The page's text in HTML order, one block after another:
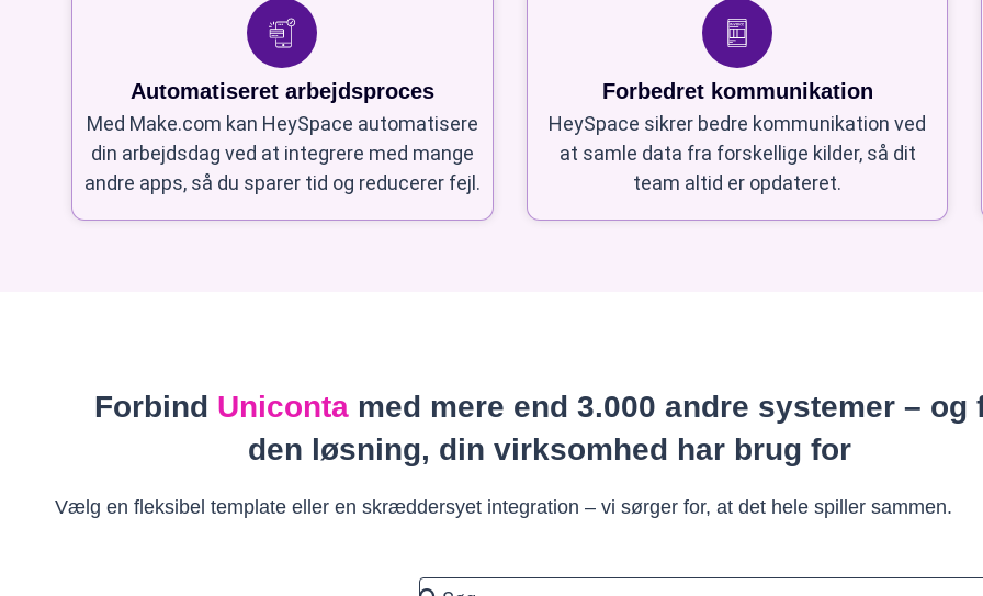
Automatiseret arbejdsproces
Med Make.com kan HeySpace automatisere
din arbejdsdag ved at integrere med mange
andre apps, så du sparer tid og reducerer fejl.
Forbedret kommunikation
HeySpace sikrer bedre kommunikation ved
at samle data fra forskellige kilder, så dit
team altid er opdateret.
Forbind Uniconta med mere end 3.000 andre systemer – og
den løsning, din virksomhed har brug for
Vælg en fleksibel template eller en skræddersyet integration – vi sørger for, at det hele spiller sammen.